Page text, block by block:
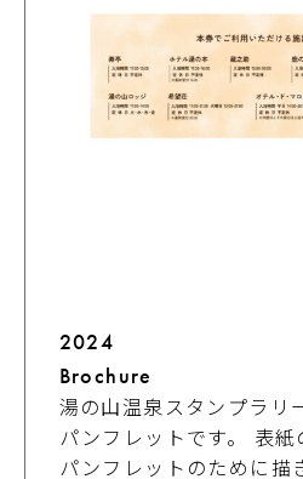
2024
Brochure
湯の山温泉スタンプラリ
パンフレットです。 表紙
パンフレットのために描